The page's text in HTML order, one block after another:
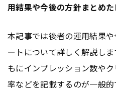
用結果や今後の方針まとめ
本記事では後者の運用結果
ートについて詳しく解説し
もにインプレッション数や
率などを記載するのが一般的